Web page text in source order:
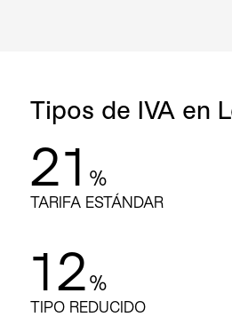
Tipos de IVA en
21 %
TARIFA ESTÁNDAR
12%
TIPO REDUCIDO